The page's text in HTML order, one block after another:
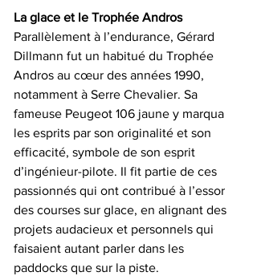
La glace et le Trophée Andros
Parallèlement à l’endurance, Gérard
Dillmann fut un habitué du Trophée
Andros au cœur des années 1990,
notamment à Serre Chevalier. Sa
fameuse Peugeot 106 jaune y marqua
les esprits par son originalité et son
efficacité, symbole de son esprit
d’ingénieur-pilote. Il fit partie de ces
passionnés qui ont contribué à l’essor
des courses sur glace, en alignant des
projets audacieux et personnels qui
faisaient autant parler dans les
paddocks que sur la piste.